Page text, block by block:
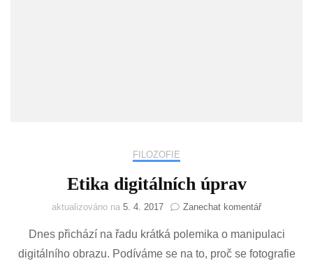
FILOZOFIE
Etika digitálních úprav
aktualizováno na 5. 4. 2017 Zanechat komentářna
digitálních
Dnes přichází na řadu krátká polemika o manipulaci
digitálního obrazu. Podíváme se na to, proč se fotografie